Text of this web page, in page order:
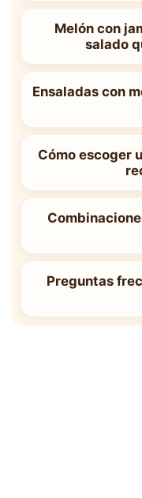
Melón con
salado
Ensaladas con
Cómo escoger
Preguntas